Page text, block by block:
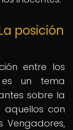
posición
entre los
un tema
sobre la
aquellos con
Vengadores,